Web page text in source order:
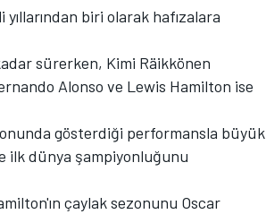
biri olarak hafızalara
sürerken, Kimi Räikkönen
Alonso ve Lewis Hamilton ise
gösterdiği performansla büyük
ilk dünya şampiyonluğunu
çaylak sezonunu Oscar